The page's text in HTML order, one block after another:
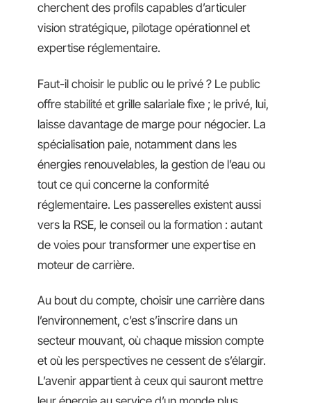
cherchent des profils capables d’articuler
vision stratégique, pilotage opérationnel et
expertise réglementaire.
Faut-il choisir le public ou le privé ? Le public
offre stabilité et grille salariale fixe ; le privé, lui,
laisse davantage de marge pour négocier. La
spécialisation paie, notamment dans les
énergies renouvelables, la gestion de l’eau ou
tout ce qui concerne la conformité
réglementaire. Les passerelles existent aussi
vers la RSE, le conseil ou la formation : autant
de voies pour transformer une expertise en
moteur de carrière.
Au bout du compte, choisir une carrière dans
l’environnement, c’est s’inscrire dans un
secteur mouvant, où chaque mission compte
et où les perspectives ne cessent de s’élargir.
L’avenir appartient à ceux qui sauront mettre